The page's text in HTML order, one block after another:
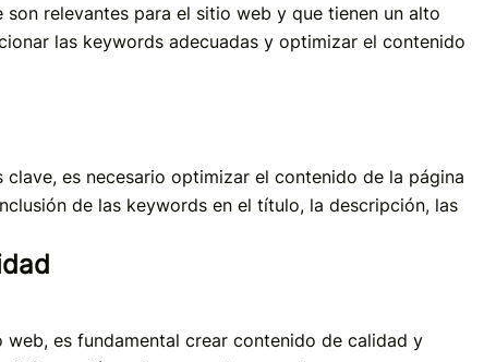
relevantes para el sitio web y que tienen un alto
las keywords adecuadas y optimizar el contenido
es necesario optimizar el contenido de la página
de las keywords en el título, la descripción, las
es fundamental crear contenido de calidad y